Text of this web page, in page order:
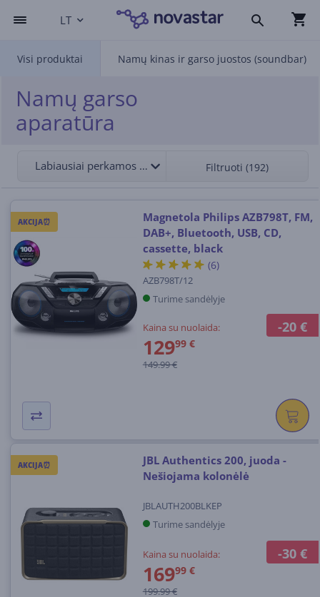
LT
Visi produktai Namų kinas ir garso juostos (soundbar)
Namų garso
aparatūra
Labiausiai perkamos viršuje Filtruoti (192)
AKCIJA⏰
-20 €
Magnetola Philips AZB798T, FM,
DAB+, Bluetooth, USB, CD,
cassette, black
(6)
AZB798T/12
Turime sandėlyje
Kaina su nuolaida:
12999 €
149.99 €
AKCIJA⏰
-30 €
JBL Authentics 200, juoda -
Nešiojama kolonėlė
JBLAUTH200BLKEP
Turime sandėlyje
Kaina su nuolaida:
16999 €
199.99 €